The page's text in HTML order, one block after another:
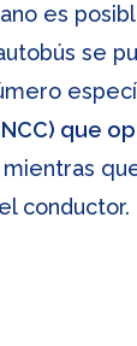
es
se
que
conductor.